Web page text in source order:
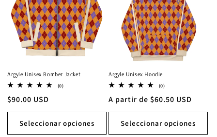
Argyle Unisex Bomber Jacket
(0)0
Precio
habitual
$90.00 USD
Seleccionar opciones
Argyle Unisex Hoodie
(0)0
totales
Precio
habitual
A partir de $60.50 USD
Seleccionar opciones